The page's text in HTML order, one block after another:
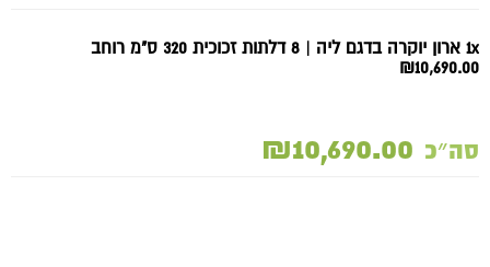
1x ארון יוקרה בדגם ליה | 8 דלתות זכוכית 320 ס"מ רוחב
₪10,690.00
סה״כ ₪10,690.00